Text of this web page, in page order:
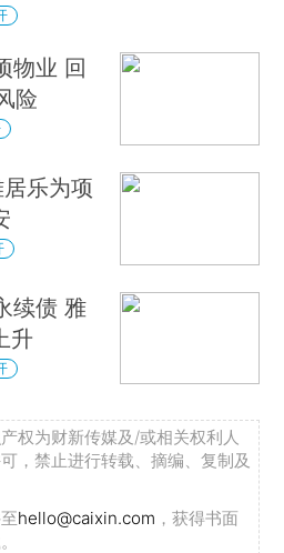
物业 回
险
乐为项
续债 雅
升
权为财新传媒及/或相关权利人
，禁止进行转载、摘编、复制及
hello@caixin.com ，获得书面